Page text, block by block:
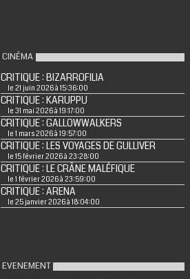
CINÉMA
CRITIQUE : BIZARROFILIA
le 21 juin 2026 à 15:36:00
CRITIQUE : KARUPPU
le 31 mai 2026 à 19:17:00
CRITIQUE : GALLOWWALKERS
le 1 mars 2026 à 19:57:00
CRITIQUE : LES VOYAGES DE GULLIVER
le 15 février 2026 à 23:28:00
CRITIQUE : LE CRÂNE MALÉFIQUE
le 1 février 2026 à 23:59:00
CRITIQUE : ARENA
le 25 janvier 2026 à 18:04:00
EVENEMENT